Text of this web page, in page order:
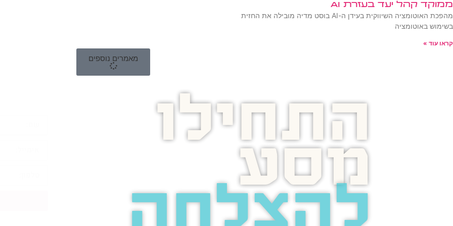
ממוקד קהל יעד בעזרת AI
מהפכת האוטומציה השיווקית בעידן ה-AI בוסט מדיה מובילה את החזית
בשימוש באוטומציה
קראו עוד »
מאמרים נוספים
התחילו
מסע